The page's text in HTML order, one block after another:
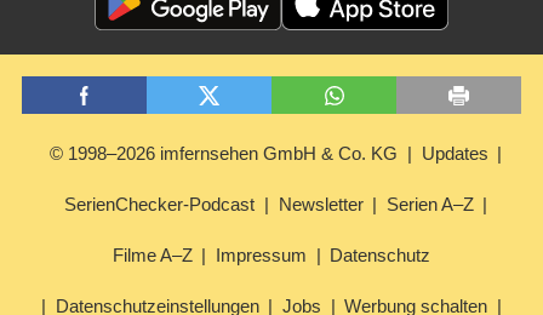
© 1998–2026 imfernsehen GmbH & Co. KG Updates
SerienChecker-Podcast Newsletter Serien A–Z
Filme A–Z Impressum Datenschutz
Datenschutzeinstellungen Jobs Werbung schalten